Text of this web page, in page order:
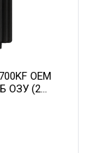
OEM
ОЗУ (2
Bit 3xDP